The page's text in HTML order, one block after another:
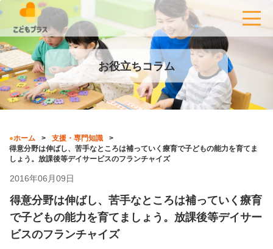
お役立ちコラム
ホーム
支援・専門知識
得意分野は伸ばし、苦手なところは補っていく療育で子どもの能力を育てま
しょう。放課後等デイサービスのフランチャイズ
2016年06月09日
得意分野は伸ばし、苦手なところは補っていく療育
で子どもの能力を育てましょう。放課後等デイサー
ビスのフランチャイズ